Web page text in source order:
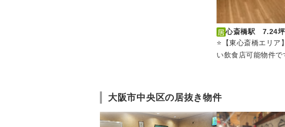
心斎橋駅 7.24坪
⭐【東心斎橋エリア
い飲食店可能物件で
大阪市中央区の居抜き物件